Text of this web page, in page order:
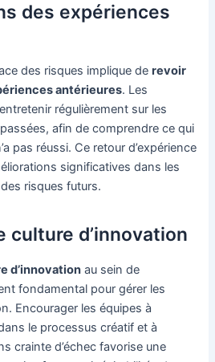
des expériences
des risques implique derevoir
antérieures. Les
régulièrement sur les
afin de comprendre ce qui
pas réussi. Ce retour d’expérience
significatives dans les
risques futurs.
culture d’innovation
d’innovation au sein de
fondamental pour gérer les
Encourager les équipes à
le processus créatif et à
crainte d’échec favorise une